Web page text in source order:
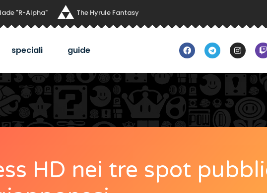
"R-Alpha" The Hyrule Fantasy
speciali guide
HD nei tre spot